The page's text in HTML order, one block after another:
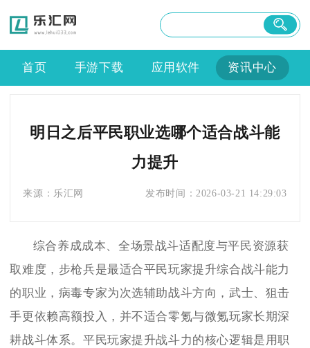
首页 手游下载 应用软件 资讯中心
明日之后平民职业选哪个适合战斗能
力提升
来源： 乐汇网 发布时间： 2026-03-21 14:29:03
综合养成成本、全场景战斗适配度与平民资源获
取难度，步枪兵是最适合平民玩家提升综合战斗能力
的职业，病毒专家为次选辅助战斗方向，武士、狙击
手更依赖高额投入，并不适合零氪与微氪玩家长期深
耕战斗体系。平民玩家提升战斗力的核心逻辑是用职